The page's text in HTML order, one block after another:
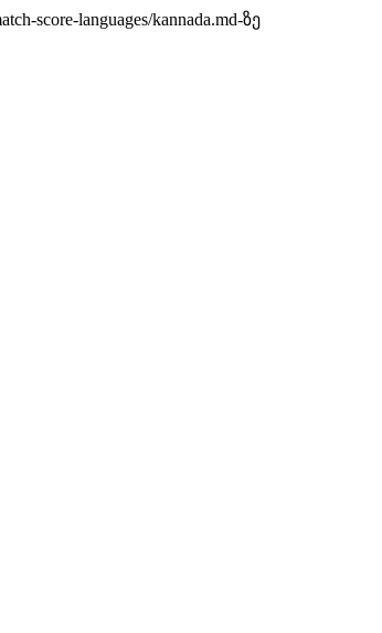
score-languages/kannada.md-ზე